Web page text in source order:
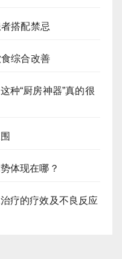
搭配禁忌
综合改善
“厨房神器”真的很
体现在哪？
疗的疗效及不良反应